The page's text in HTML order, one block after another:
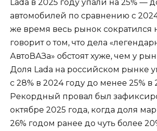
Lada в 2025 году упали на 25% —
автомобилей по сравнению с
же время весь рынок сократился
говорит о том, что дела
АвтоВАЗа» обстоят хуже, чем у
Доля Lada на российском рынке
с 28% в 2024 году до менее 25% в
Рекордный провал был
октябре 2025 года, когда доля
26% годом ранее до чуть более